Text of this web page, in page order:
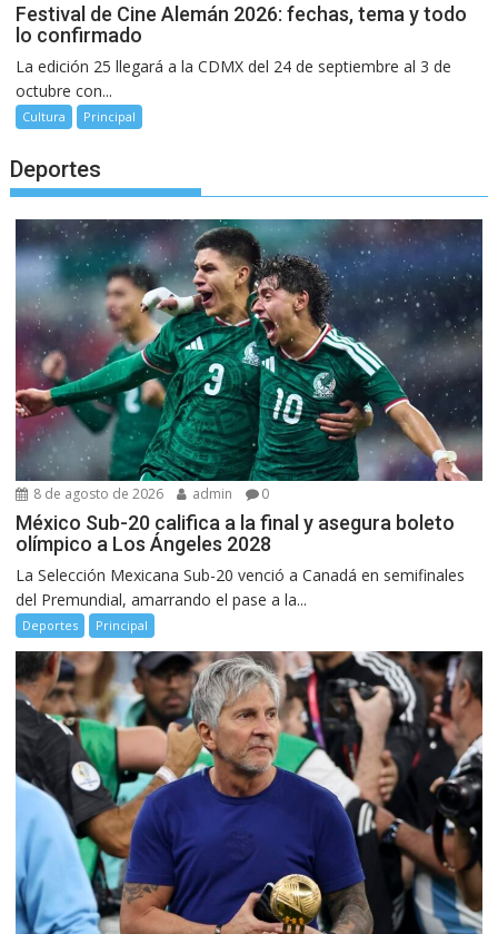
Festival de Cine Alemán 2026: fechas, tema y todo
lo confirmado
La edición 25 llegará a la CDMX del 24 de septiembre al 3 de
octubre con...
Cultura Principal
Deportes
8 de agosto de 2026 admin 0
México Sub-20 califica a la final y asegura boleto
olímpico a Los Ángeles 2028
La Selección Mexicana Sub-20 venció a Canadá en semifinales
del Premundial, amarrando el pase a la...
Deportes Principal